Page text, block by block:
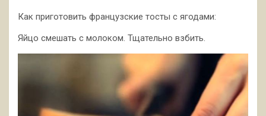
Как приготовить французские тосты с ягодами:
Яйцо смешать с молоком. Тщательно взбить.